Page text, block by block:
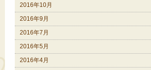
2016年10月
2016年9月
2016年7月
2016年5月
2016年4月